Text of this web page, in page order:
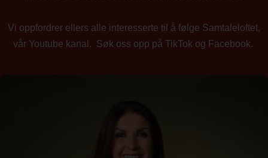
Vi oppfordrer ellers alle interesserte til å følge Samtaleloftet,
vår Youtube kanal. Søk oss opp på TikTok og Facebook.